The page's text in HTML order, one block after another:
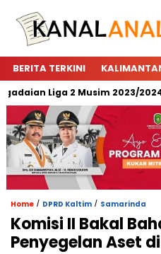
BERITA TERKINI
Liga 2 Musim 2023/2024”
Home / DPRD Kaltim / Samarinda
Komisi II Bakal
Penyegelan Aset